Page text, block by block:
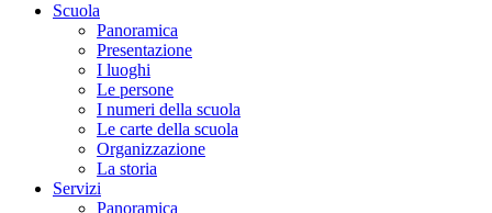
Scuola
Panoramica
Presentazione
I luoghi
Le persone
I numeri della scuola
Le carte della scuola
Organizzazione
La storia
Servizi
Panoramica